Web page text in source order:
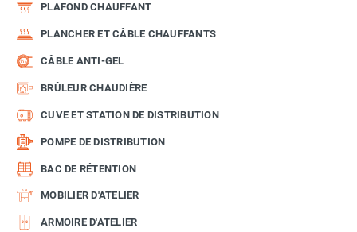
PLAFOND CHAUFFANT
PLANCHER ET CÂBLE CHAUFFANTS
CÂBLE ANTI-GEL
BRÛLEUR CHAUDIÈRE
CUVE ET STATION DE DISTRIBUTION
POMPE DE DISTRIBUTION
BAC DE RÉTENTION
MOBILIER D'ATELIER
ARMOIRE D'ATELIER